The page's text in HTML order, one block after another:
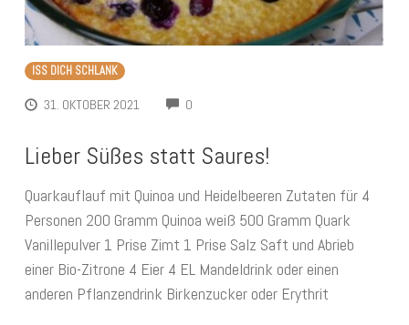
ISS DICH SCHLANK
31. OKTOBER 2021 0
Lieber Süßes statt Saures!
Quarkauflauf mit Quinoa und Heidelbeeren Zutaten für 4
Personen 200 Gramm Quinoa weiß 500 Gramm Quark
Vanillepulver 1 Prise Zimt 1 Prise Salz Saft und Abrieb
einer Bio-Zitrone 4 Eier 4 EL Mandeldrink oder einen
anderen Pflanzendrink Birkenzucker oder Erythrit